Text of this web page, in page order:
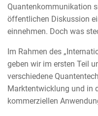
Quantenkommunikation
öffentlichen Diskussion
einnehmen. Doch was
Im Rahmen des
geben wir im ersten Teil
verschiedene
Marktentwicklung und in
kommerziellen